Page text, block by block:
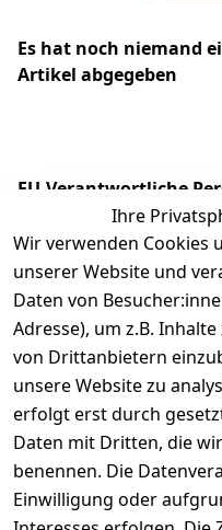
Es hat noch niemand
Artikel abgegeben
EU-Verantwortliche
Ihre
Wir verwenden Cookies
unserer Website und
Daten von
Adresse), um z.B.
von Drittanbietern
unsere Website zu
erfolgt erst durch
Daten mit Dritten, die
benennen. Die
Einwilligung oder
Rechtliches
Impressum
Services